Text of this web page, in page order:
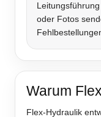
oder Fotos
Warum
Flex-Hydraulik